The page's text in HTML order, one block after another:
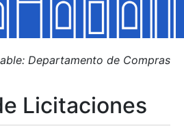
Departamento de Compras
Licitaciones